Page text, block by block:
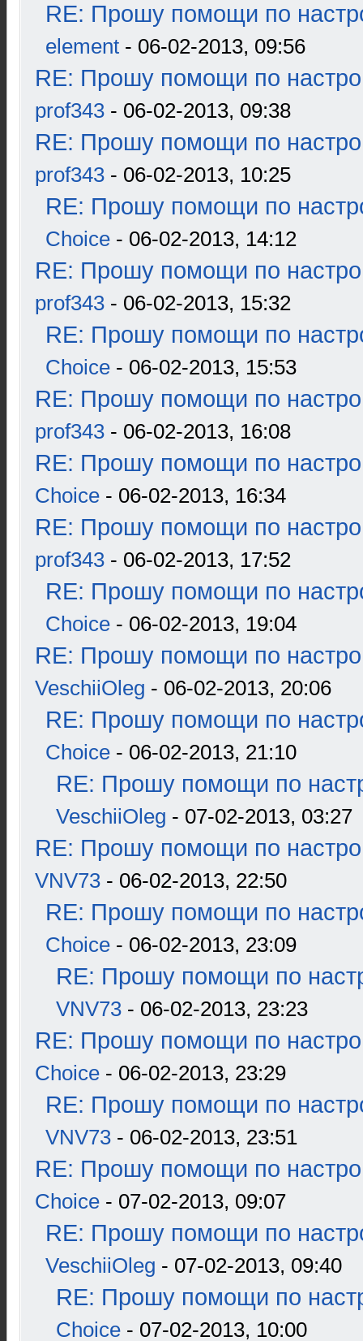
RE: Прошу помощи по
element - 06-02-2013, 09:56
RE: Прошу помощи по
prof343 - 06-02-2013, 09:38
RE: Прошу помощи по
prof343 - 06-02-2013, 10:25
RE: Прошу помощи по
Choice - 06-02-2013, 14:12
RE: Прошу помощи по
prof343 - 06-02-2013, 15:32
RE: Прошу помощи по
Choice - 06-02-2013, 15:53
RE: Прошу помощи по
prof343 - 06-02-2013, 16:08
RE: Прошу помощи по
Choice - 06-02-2013, 16:34
RE: Прошу помощи по
prof343 - 06-02-2013, 17:52
RE: Прошу помощи по
Choice - 06-02-2013, 19:04
RE: Прошу помощи по
VeschiiOleg - 06-02-2013, 20:06
RE: Прошу помощи по
Choice - 06-02-2013, 21:10
RE: Прошу помощи по
VeschiiOleg - 07-02-2013, 03:27
RE: Прошу помощи по
VNV73 - 06-02-2013, 22:50
RE: Прошу помощи по
Choice - 06-02-2013, 23:09
RE: Прошу помощи по
VNV73 - 06-02-2013, 23:23
RE: Прошу помощи по
Choice - 06-02-2013, 23:29
RE: Прошу помощи по
VNV73 - 06-02-2013, 23:51
RE: Прошу помощи по
Choice - 07-02-2013, 09:07
RE: Прошу помощи по
VeschiiOleg - 07-02-2013, 09:40
RE: Прошу помощи по
Choice - 07-02-2013, 10:00